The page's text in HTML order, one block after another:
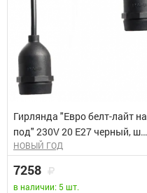
Гирлянда "Евро белт-лайт на
под" 230V 20 E27 черный, шаг
50cm, IP 65, 10м (3м сетевой
НОВЫЙ ГОД
7258
в наличии: 5 шт.